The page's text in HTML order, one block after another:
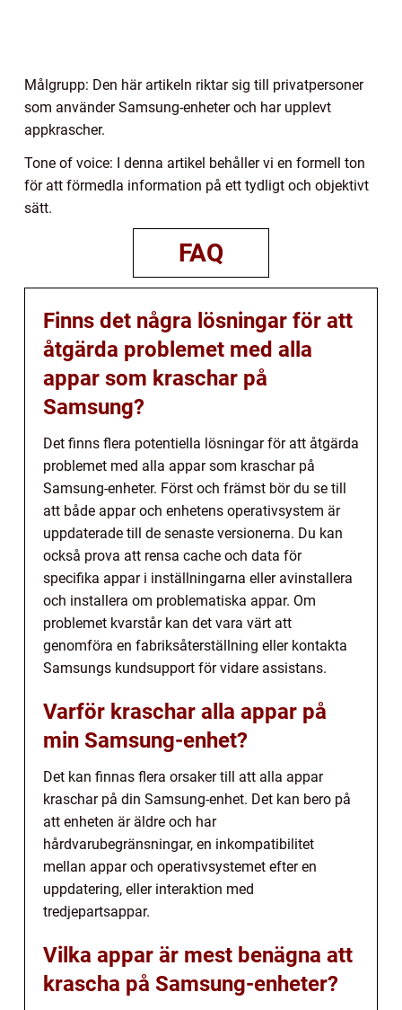
Målgrupp: Den här artikeln riktar sig till privatpersoner
som använder Samsung-enheter och har upplevt
appkrascher.
Tone of voice: I denna artikel behåller vi en formell ton
för att förmedla information på ett tydligt och objektivt
sätt.
FAQ
Finns det några lösningar för att
åtgärda problemet med alla
appar som kraschar på
Samsung?
Det finns flera potentiella lösningar för att åtgärda
problemet med alla appar som kraschar på
Samsung-enheter. Först och främst bör du se till
att både appar och enhetens operativsystem är
uppdaterade till de senaste versionerna. Du kan
också prova att rensa cache och data för
specifika appar i inställningarna eller avinstallera
och installera om problematiska appar. Om
problemet kvarstår kan det vara värt att
genomföra en fabriksåterställning eller kontakta
Samsungs kundsupport för vidare assistans.
Varför kraschar alla appar på
min Samsung-enhet?
Det kan finnas flera orsaker till att alla appar
kraschar på din Samsung-enhet. Det kan bero på
att enheten är äldre och har
hårdvarubegränsningar, en inkompatibilitet
mellan appar och operativsystemet efter en
uppdatering, eller interaktion med
tredjepartsappar.
Vilka appar är mest benägna att
krascha på Samsung-enheter?